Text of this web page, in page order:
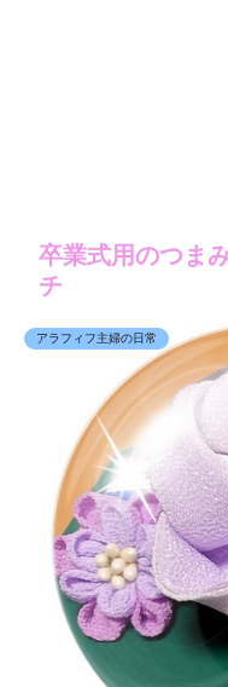
卒業式用のつま
チ
アラフィフ主婦の日常